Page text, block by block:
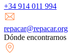
+34 914 011 994
repacar@repacar.org
Dónde encontrarnos